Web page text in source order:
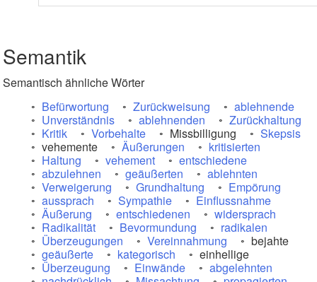
Semantik
Semantisch ähnliche Wörter
Befürwortung
Zurückweisung
ablehnende
Unverständnis
ablehnenden
Zurückhaltung
Kritik
Vorbehalte Missbilligung
Skepsis
vehemente
Äußerungen
kritisierten
Haltung
vehement
entschiedene
abzulehnen
geäußerten
ablehnten
Verweigerung
Grundhaltung
Empörung
aussprach
Sympathie
Einflussnahme
Äußerung
entschiedenen
widersprach
Radikalität
Bevormundung
radikalen
Überzeugungen
Vereinnahmung
bejahte
geäußerte
kategorisch
einhellige
Überzeugung
Einwände
abgelehnten